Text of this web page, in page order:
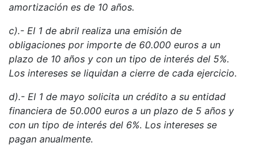
amortización es de 10 años.
c).- El 1 de abril realiza una emisión de
obligaciones por importe de 60.000 euros a un
plazo de 10 años y con un tipo de interés del 5%.
Los intereses se liquidan a cierre de cada ejercicio.
d).- El 1 de mayo solicita un crédito a su entidad
financiera de 50.000 euros a un plazo de 5 años y
con un tipo de interés del 6%. Los intereses se
pagan anualmente.